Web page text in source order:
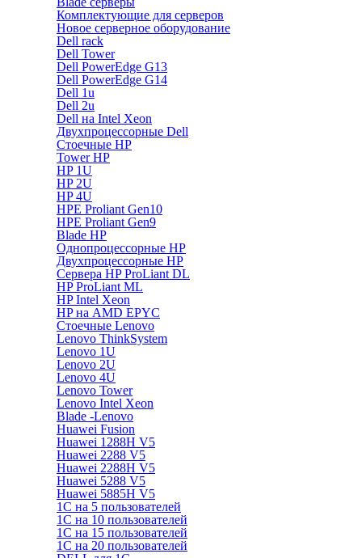
Комплектующие для серверов
Новое серверное оборудование
Dell rack
Dell Tower
Dell PowerEdge G13
Dell PowerEdge G14
Dell 1u
Dell 2u
Dell на Intel Xeon
Двухпроцессорные Dell
Стоечные HP
Tower HP
HP 1U
HP 2U
HP 4U
HPE Proliant Gen10
HPE Proliant Gen9
Blade HP
Однопроцессорные HP
Двухпроцессорные HP
Сервера HP ProLiant DL
HP ProLiant ML
HP Intel Xeon
HP на AMD EPYC
Стоечные Lenovo
Lenovo ThinkSystem
Lenovo 1U
Lenovo 2U
Lenovo 4U
Lenovo Tower
Lenovo Intel Xeon
Blade -Lenovo
Huawei Fusion
Huawei 1288H V5
Huawei 2288 V5
Huawei 2288H V5
Huawei 5288 V5
Huawei 5885H V5
1С на 5 пользователей
1С на 10 пользователей
1С на 15 пользователей
1С на 20 пользователей